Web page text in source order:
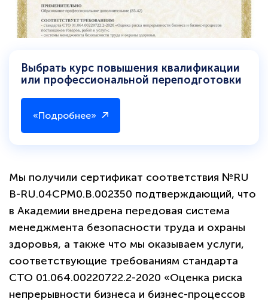
Выбрать курс повышения квалификации
или профессиональной переподготовки
«Подробнее»
Мы получили сертификат соответствия №RU
B-RU.04СРМ0.B.002350 подтверждающий, что
в Академии внедрена передовая система
менеджмента безопасности труда и охраны
здоровья, а также что мы оказываем услуги,
соответствующие требованиям стандарта
СТО 01.064.00220722.2-2020 «Оценка риска
непрерывности бизнеса и бизнес-процессов